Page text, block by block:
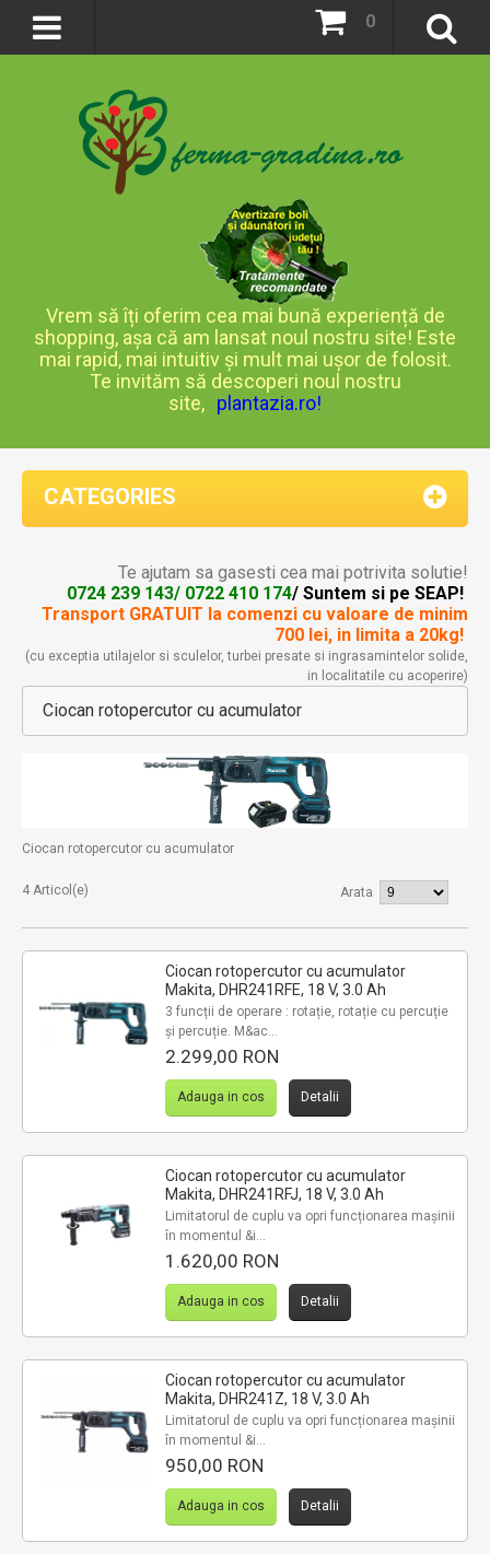
0
Vrem să îți oferim cea mai bună experiență de
shopping, așa că am lansat noul nostru site! Este
mai rapid, mai intuitiv și mult mai ușor de folosit.
Te invităm să descoperi noul nostru
site, plantazia.ro!
CATEGORIES
Te ajutam sa gasesti cea mai potrivita solutie!
0724 239 143/ 0722 410 174/ Suntem si pe SEAP!
Transport GRATUIT la comenzi cu valoare de minim
700 lei, in limita a 20kg!
(cu exceptia utilajelor si sculelor, turbei presate si ingrasamintelor solide,
in localitatile cu acoperire)
Ciocan rotopercutor cu acumulator
Ciocan rotopercutor cu acumulator
4 Articol(e) Arata
Ciocan rotopercutor cu acumulator
Makita, DHR241RFE, 18 V, 3.0 Ah
3 funcții de operare : rotație, rotație cu percuție
și percuție. M&ac...
2.299,00 RON
Adauga in cos Detalii
Ciocan rotopercutor cu acumulator
Makita, DHR241RFJ, 18 V, 3.0 Ah
Limitatorul de cuplu va opri funcționarea mașinii
în momentul &i...
1.620,00 RON
Adauga in cos Detalii
Ciocan rotopercutor cu acumulator
Makita, DHR241Z, 18 V, 3.0 Ah
Limitatorul de cuplu va opri funcționarea mașinii
în momentul &i...
950,00 RON
Adauga in cos Detalii